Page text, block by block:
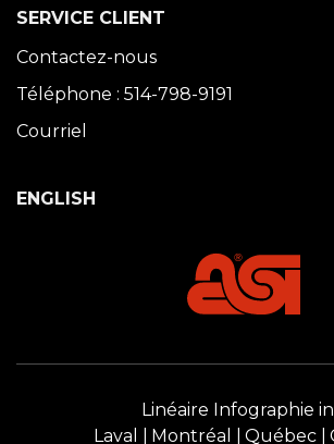
SERVICE CLIENT
Contactez-nous
Téléphone : 514-798-9191
Courriel
ENGLISH
Linéaire Infographie
Laval
Montréal Québec